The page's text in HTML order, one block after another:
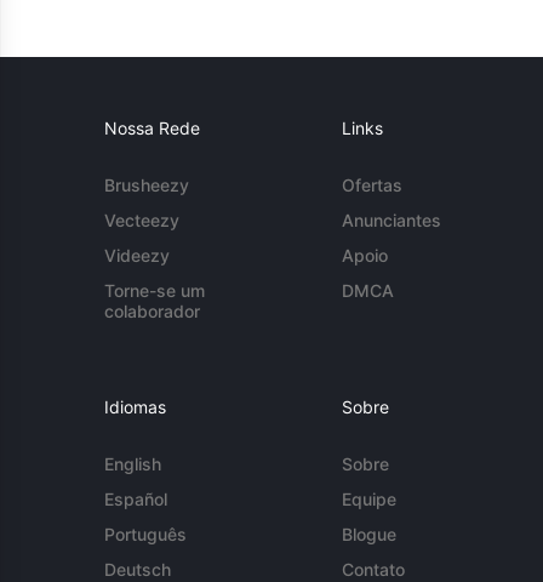
Nossa Rede
Brusheezy
Vecteezy
Videezy
Torne-se um
colaborador
Links
Ofertas
Anunciantes
Apoio
DMCA
Idiomas
English
Español
Português
Deutsch
Sobre
Sobre
Equipe
Blogue
Contato